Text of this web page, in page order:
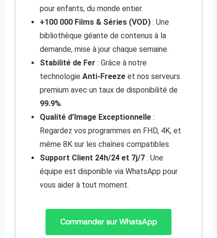
pour enfants, du monde entier.
+100 000 Films & Séries (VOD) : Une
bibliothèque géante de contenus à la
demande, mise à jour chaque semaine.
Stabilité de Fer : Grâce à notre
technologie Anti-Freeze et nos serveurs
premium avec un taux de disponibilité de
99.9%.
Qualité d’Image Exceptionnelle :
Regardez vos programmes en FHD, 4K, et
même 8K sur les chaînes compatibles.
Support Client 24h/24 et 7j/7 : Une
équipe est disponible via WhatsApp pour
vous aider à tout moment.
Commander sur WhatsApp